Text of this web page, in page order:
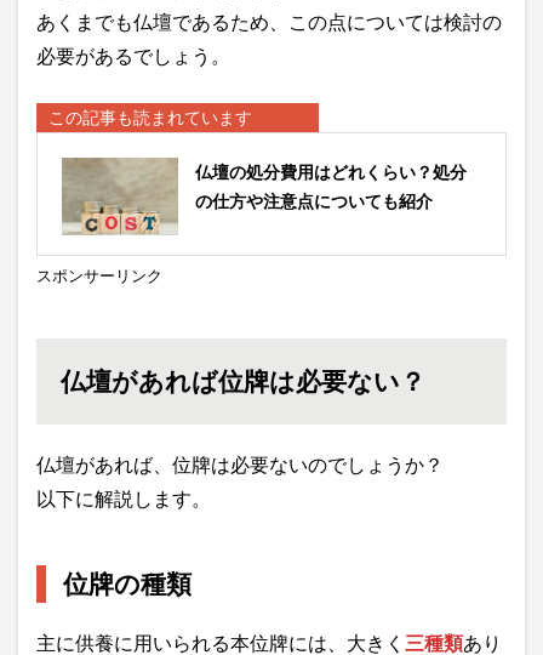
あくまでも仏壇であるため、この点については検討の
必要があるでしょう。
この記事も読まれています
仏壇の処分費用はどれくらい？処分
の仕方や注意点についても紹介
スポンサーリンク
仏壇があれば位牌は必要ない？
仏壇があれば、位牌は必要ないのでしょうか？
以下に解説します。
位牌の種類
主に供養に用いられる本位牌には、大きく 三種類あり